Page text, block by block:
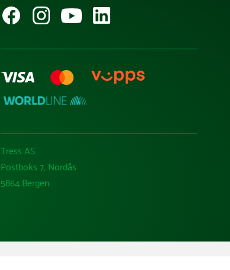
Tress AS
Postboks 7, Nordås
5864 Bergen